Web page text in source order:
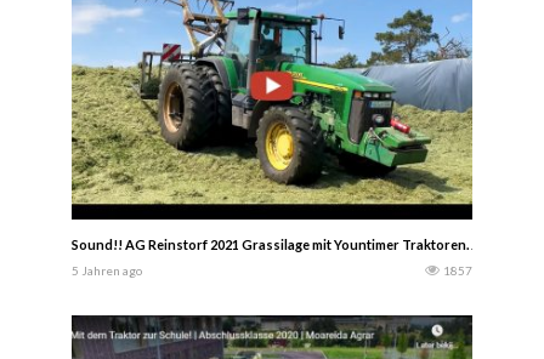
Sound!! AG Reinstorf 2021 Grassilage mit Yountimer Traktoren. John
5 Jahren ago 1857